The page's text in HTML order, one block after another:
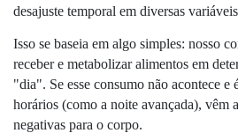
desajuste temporal em diversas
Isso se baseia em algo simples: nosso
receber e metabolizar alimentos em
"dia". Se esse consumo não acontece e
horários (como a noite avançada), vêm
negativas para o corpo.